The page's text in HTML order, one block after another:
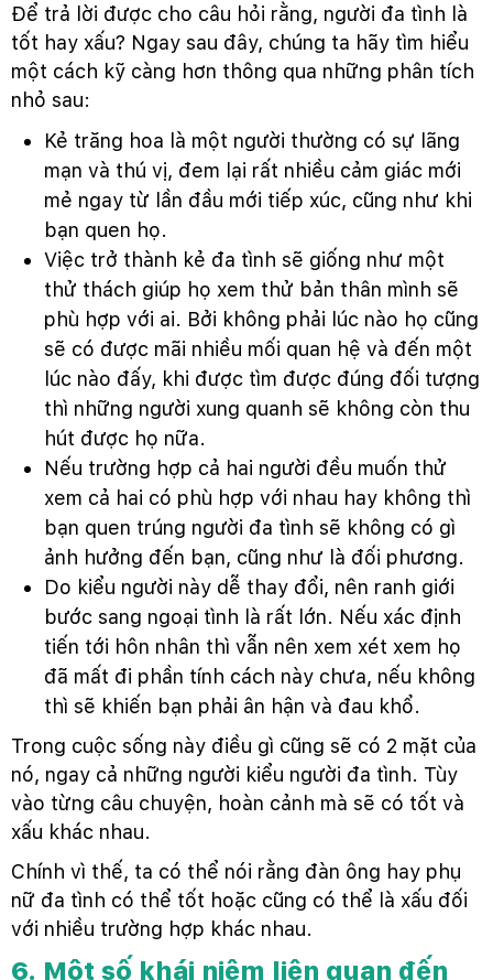
Để trả lời được cho câu hỏi rằng, người đa tình là
tốt hay xấu? Ngay sau đây, chúng ta hãy tìm hiểu
một cách kỹ càng hơn thông qua những phân tích
nhỏ sau:
Kẻ trăng hoa là một người thường có sự lãng
mạn và thú vị, đem lại rất nhiều cảm giác mới
mẻ ngay từ lần đầu mới tiếp xúc, cũng như khi
bạn quen họ.
Việc trở thành kẻ đa tình sẽ giống như một
thử thách giúp họ xem thử bản thân mình sẽ
phù hợp với ai. Bởi không phải lúc nào họ cũng
sẽ có được mãi nhiều mối quan hệ và đến một
lúc nào đấy, khi được tìm được đúng đối tượng
thì những người xung quanh sẽ không còn thu
hút được họ nữa.
Nếu trường hợp cả hai người đều muốn thử
xem cả hai có phù hợp với nhau hay không thì
bạn quen trúng người đa tình sẽ không có gì
ảnh hưởng đến bạn, cũng như là đối phương.
Do kiểu người này dễ thay đổi, nên ranh giới
bước sang ngoại tình là rất lớn. Nếu xác định
tiến tới hôn nhân thì vẫn nên xem xét xem họ
đã mất đi phần tính cách này chưa, nếu không
thì sẽ khiến bạn phải ân hận và đau khổ.
Trong cuộc sống này điều gì cũng sẽ có 2 mặt của
nó, ngay cả những người kiểu người đa tình. Tùy
vào từng câu chuyện, hoàn cảnh mà sẽ có tốt và
xấu khác nhau.
Chính vì thế, ta có thể nói rằng đàn ông hay phụ
nữ đa tình có thể tốt hoặc cũng có thể là xấu đối
với nhiều trường hợp khác nhau.
6. Một số khái niệm liên quan đến